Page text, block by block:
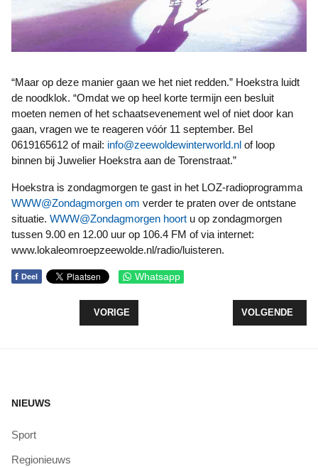
“Maar op deze manier gaan we het niet redden.” Hoekstra luidt
de noodklok. “Omdat we op heel korte termijn een besluit
moeten nemen of het schaatsevenement wel of niet door kan
gaan, vragen we te reageren vóór 11 september. Bel
0619165612 of mail: info@zeewoldewinterworld.nl of loop
binnen bij Juwelier Hoekstra aan de Torenstraat.”
Hoekstra is zondagmorgen te gast in het LOZ-radioprogramma
WWW@Zondagmorgen om verder te praten over de ontstane
situatie. WWW@Zondagmorgen hoort u op zondagmorgen
tussen 9.00 en 12.00 uur op 106.4 FM of via internet:
www.lokaleomroepzeewolde.nl/radio/luisteren.
f Deel Whatsapp
VORIG ARTIKEL: GEMEENTE HOUDT OPTIE
VORIGE VOLGENDE
VOLGENDE
NIEUWS
Sport
Regionieuws